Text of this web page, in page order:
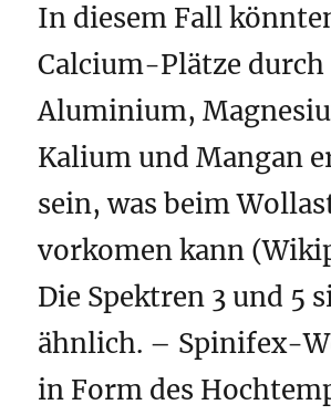
In diesem Fall
Calcium-Plätze durch
Aluminium,
Kalium und Mangan
sein, was beim
vorkomen kann
Die Spektren 3 und 5
ähnlich. – Spinifex-
in Form des